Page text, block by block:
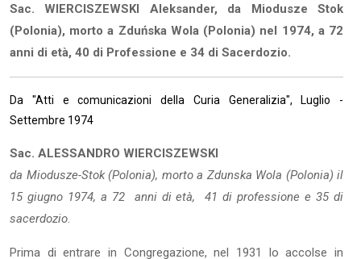
Sac. WIERCISZEWSKI Aleksander, da Miodusze Stok
(Polonia), morto a Zduńska Wola (Polonia) nel 1974, a 72
anni di età, 40 di Professione e 34 di Sacerdozio.
Da "Atti e comunicazioni della Curia Generalizia", Luglio -
Settembre 1974
Sac. ALESSANDRO WIERCISZEWSKI
da Miodusze-Stok (Polonia), morto a Zdunska Wola (Polonia) il
15 giugno 1974, a 72 anni di età, 41 di professione e 35 di
sacerdozio.
Prima di entrare in Congregazione, nel 1931 lo accolse in